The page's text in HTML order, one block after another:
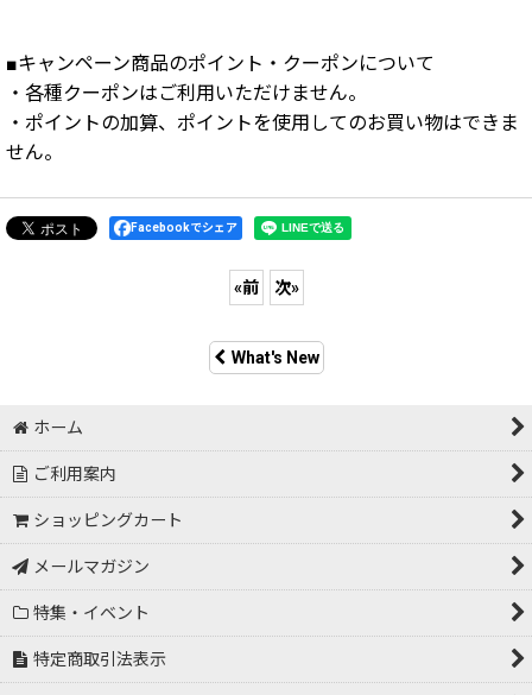
■キャンペーン商品のポイント・クーポンについて
・各種クーポンはご利用いただけません。
・ポイントの加算、ポイントを使用してのお買い物はできま
せん。
Facebookでシェア
«前 次»
What's New
ホーム
ご利用案内
ショッピングカート
メールマガジン
特集・イベント
特定商取引法表示